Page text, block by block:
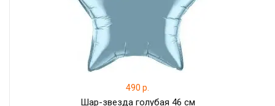
490 р.
Шар-звезда голубая 46 см